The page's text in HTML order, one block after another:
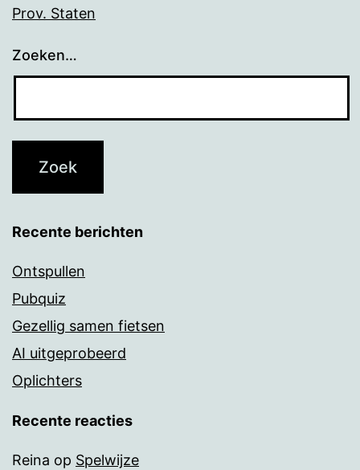
Prov. Staten
Zoeken…
Recente berichten
Ontspullen
Pubquiz
Gezellig samen fietsen
AI uitgeprobeerd
Oplichters
Recente reacties
Reina op Spelwijze